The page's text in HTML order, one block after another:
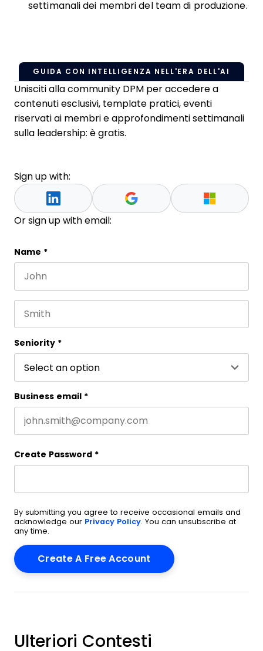
settimanali dei membri del team di produzione.
GUIDA CON INTELLIGENZA NELL'ERA DELL'AI
Unisciti alla community DPM per accedere a
contenuti esclusivi, template pratici, eventi
riservati ai membri e approfondimenti settimanali
sulla leadership: è gratis.
Sign up with:
Or sign up with email:
URL
This field is for validation purposes and should be
Name *
Seniority *
Business email *
Create Password *
By submitting you agree to receive occasional emails and
acknowledge our Privacy Policy. You can unsubscribe at
any time.
Ulteriori Contesti